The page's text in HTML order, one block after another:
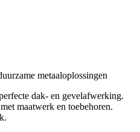
metaaloplossingen
dak- en gevelafwerking.
maatwerk en toebehoren.